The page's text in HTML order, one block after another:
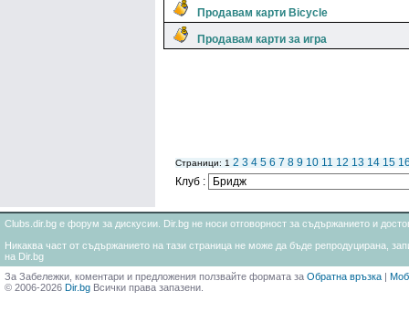
Продавам карти Bicycle
Продавам карти за игра
Страници: 1 2 3 4 5 6 7 8 9 10 11 12 13 14 15
Клуб :
Clubs.dir.bg е форум за дискусии. Dir.bg не носи отговорност за съдържанието и
Никаква част от съдържанието на тази страница не може да бъде репродуцирана,
на Dir.bg
За Забележки, коментари и предложения ползвайте формата за Обратна връзка |
© 2006-2026 Dir.bg Всички права запазени.